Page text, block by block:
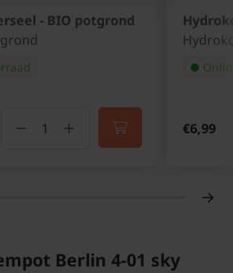
- BIO potgrond
€6,99
Berlin 4-01 sky